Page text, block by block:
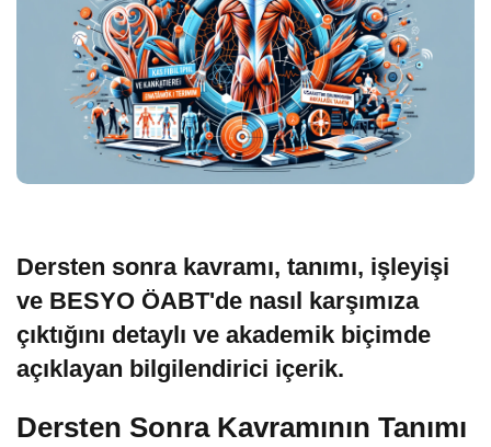
Dersten sonra kavramı, tanımı, işleyişi
ve BESYO ÖABT'de nasıl karşımıza
çıktığını detaylı ve akademik biçimde
açıklayan bilgilendirici içerik.
Dersten Sonra Kavramının Tanımı